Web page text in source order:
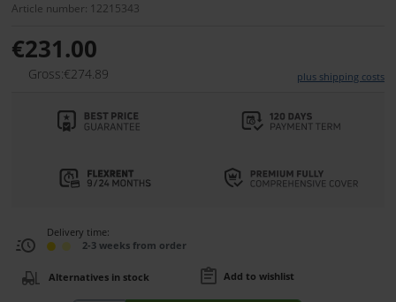
Article number: 12215343
€231.00
Gross:€274.89 plus shipping costs
Delivery time:
2-3 weeks from order
Alternatives in stock Add to wishlist